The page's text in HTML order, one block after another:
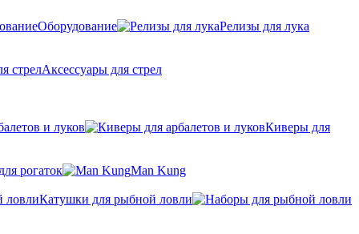
Оборудование
Релизы для лука
Аксессуары для стрел
и луков
Киверы для
рогаток
Man Kung
Катушки для рыбной ловли